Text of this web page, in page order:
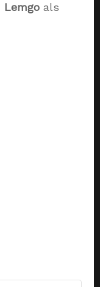
Lemgo als